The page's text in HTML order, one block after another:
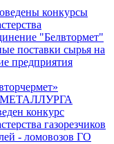
конкурсы
"Белвтормет"
поставки сырья на
предприятия
МЕТАЛЛУРГА
конкурс
газорезчиков
- ломовозов ГО